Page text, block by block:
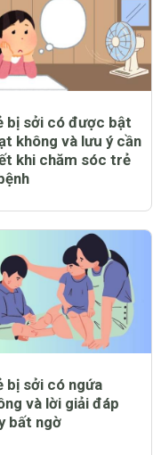
bị sởi có được bật
không và lưu ý cần
khi chăm sóc trẻ
bị sởi có ngứa
và lời giải đáp
bất ngờ